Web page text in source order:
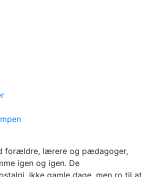
skærm i
for børnenes
forældre, lærere og pædagoger,
igen og igen. De
ikke gamle dage, men ro til at